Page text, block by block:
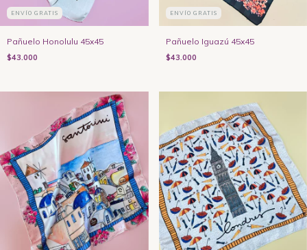
ENVÍO GRATIS
Pañuelo Honolulu 45x45
$43.000
ENVÍO GRATIS
Pañuelo Iguazú 45x45
$43.000